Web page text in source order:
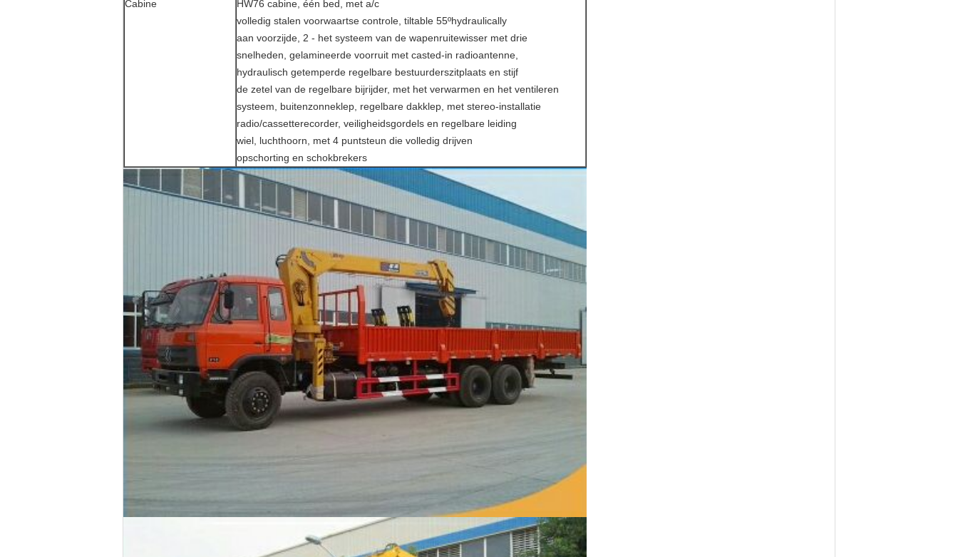
Cabine
HW76 cabine, één bed, met a/c
volledig stalen voorwaartse controle, tiltable 55ºhydraulically
aan voorzijde, 2 - het systeem van de wapenruitewisser met drie
snelheden, gelamineerde voorruit met casted-in radioantenne,
hydraulisch getemperde regelbare bestuurderszitplaats en stijf
de zetel van de regelbare bijrijder, met het verwarmen en het ventileren
systeem, buitenzonneklep, regelbare dakklep, met stereo-installatie
radio/cassetterecorder, veiligheidsgordels en regelbare leiding
wiel, luchthoorn, met 4 puntsteun die volledig drijven
opschorting en schokbrekers